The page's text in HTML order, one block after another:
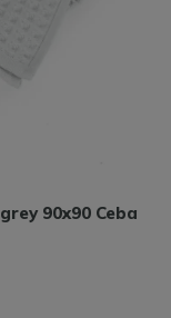
90x90 Ceba